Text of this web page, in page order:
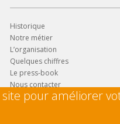
Historique
Notre métier
L’organisation
Quelques chiffres
Le press-book
Nous contacter
pour améliorer